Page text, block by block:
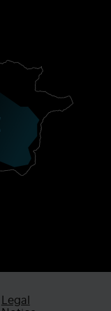
Legal